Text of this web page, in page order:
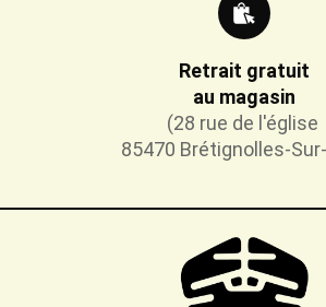
Retrait gratuit
au magasin
(28 rue de l'église
85470 Brétignolles-